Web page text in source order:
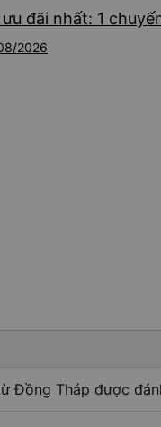
đãi nhất: 1
2026
Đồng Tháp được